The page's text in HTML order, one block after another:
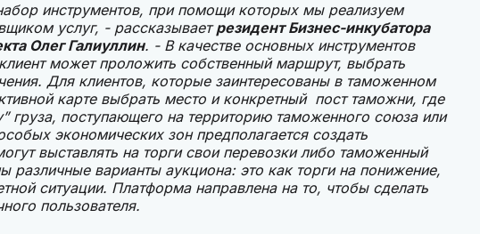
инструментов, при помощи которых мы реализуем
услуг, - рассказываетрезидент Бизнес-инкубатора
Олег Галиуллин. - В качестве основных инструментов
может проложить собственный маршрут, выбрать
Для клиентов, которые заинтересованы в таможенном
карте выбрать место и конкретный пост таможни, где
груза, поступающего на территорию таможенного союза или
экономических зон предполагается создать
выставлять на торги свои перевозки либо таможенный
варианты аукциона: это как торги на понижение,
ситуации. Платформа направлена на то, чтобы сделать
пользователя.